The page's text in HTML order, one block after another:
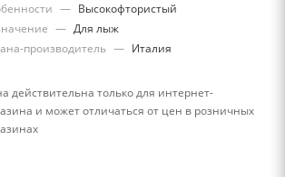
— Высокофтористый
— Для лыж
производитель — Италия
действительна только для интернет-
и может отличаться от цен в розничных